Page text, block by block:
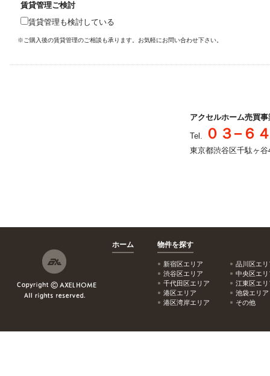
賃貸管理ご検討
賃貸管理も検討している
※ご購入後の賃貸管理のご相談も承ります。お気軽にお問い合わせ下さい。
アクセルホーム売買事
Tel. ０３−６
東京都渋谷区千駄ヶ
ホーム 物件を探す
新宿区エリア
渋谷区エリア
千代田区エリア
港区エリア
港区湾岸エリア
品川区エリ
中央区エリ
江東区エリ
池袋エリア
その他